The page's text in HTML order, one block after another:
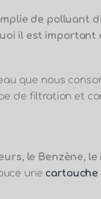
de polluant
il est important
que nous
de filtration et
le Benzène,
une